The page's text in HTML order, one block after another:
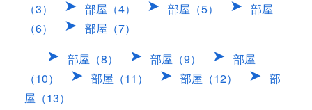
（3）
部屋（4） 部屋（5）
部屋
（6）
部屋（7）
部屋（8）
部屋（9）
部屋
（10）
部屋（11） 部屋（12）
部
屋（13）